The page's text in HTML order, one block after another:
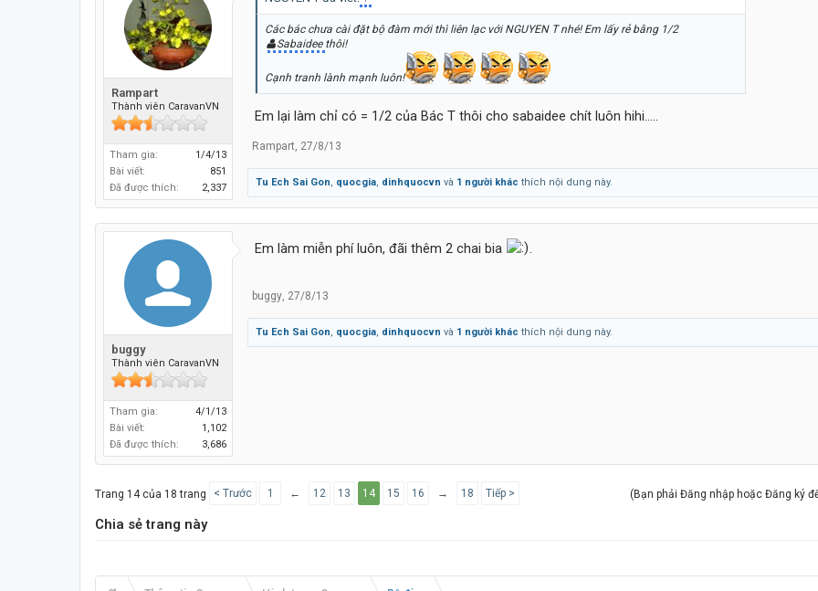
Rampart
Thành viên CaravanVN
Tham gia:
1/4/13
Bài viết:
851
Đã được thích:
2,337
Các bác chưa cài đặt bộ đàm mới thì liên lạc với NGUYEN T nhé! Em lấy rẻ bằng 1/2
Sabaideethôi!
Cạnh tranh lành mạnh luôn!
Em lại làm chỉ có = 1/2 của Bác T thôi cho sabaidee chít luôn hihi.....
Rampart, 27/8/13
Tu Ech Sai Gon, quocgia, dinhquocvn và 1 người khác thích nội dung này.
buggy
Thành viên CaravanVN
Tham gia:
4/1/13
Bài viết:
1,102
Đã được thích:
3,686
Em làm miễn phí luôn, đãi thêm 2 chai bia .
buggy 27/8/13
Tu Ech Sai Gon, quocgia, dinhquocvn và 1 người khác thích nội dung này.
(Bạn phải Đăng nhập hoặc Đăng ký
Trang 14 của 18 trang < Trước 1 ← 12 13 14 15 16 → 18 Tiếp >
Chia sẻ trang này